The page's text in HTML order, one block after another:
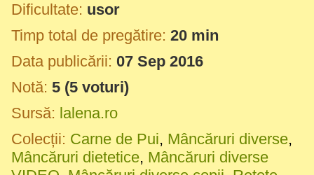
Dificultate: usor
Timp total de pregătire: 20 min
Data publicării: 07 Sep 2016
Notă: 5 (5 voturi)
Sursă: lalena.ro
Colecții: Carne de Pui, Mâncăruri diverse,
Mâncăruri dietetice, Mâncăruri diverse